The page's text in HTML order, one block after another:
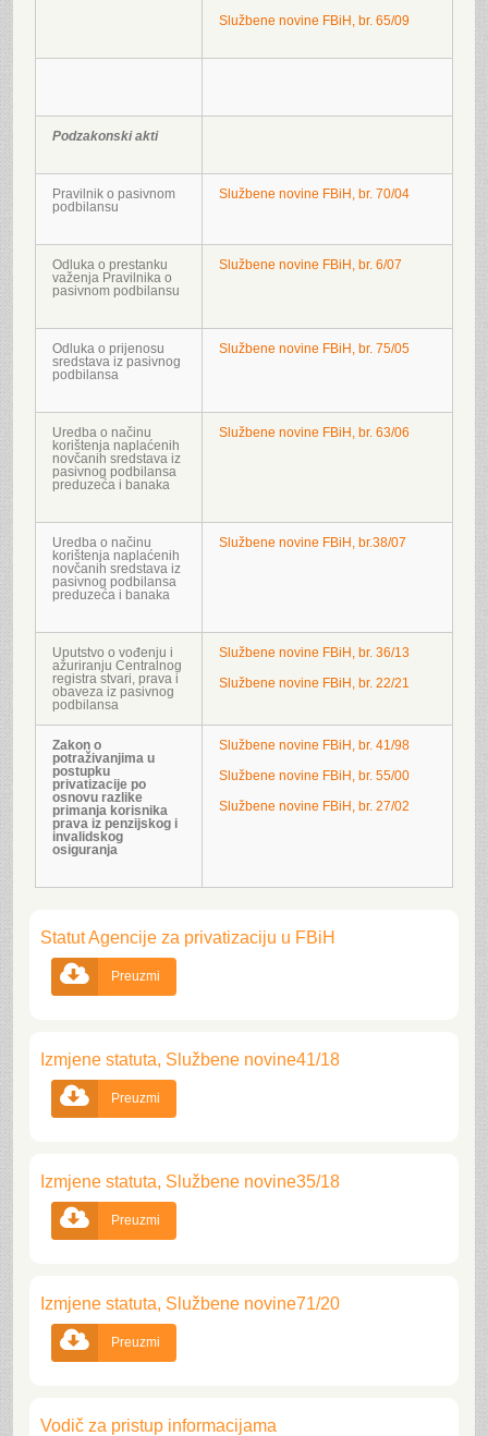
Službene novine FBiH, br. 65/09
Podzakonski akti
Pravilnik o pasivnom
podbilansu
Službene novine FBiH, br. 70/04
Odluka o prestanku
važenja Pravilnika o
pasivnom podbilansu
Službene novine FBiH, br. 6/07
Odluka o prijenosu
sredstava iz pasivnog
podbilansa
Službene novine FBiH, br. 75/05
Uredba o načinu
korištenja naplaćenih
novčanih sredstava iz
pasivnog podbilansa
preduzeća i banaka
Službene novine FBiH, br. 63/06
Uredba o načinu
korištenja naplaćenih
novčanih sredstava iz
pasivnog podbilansa
preduzeća i banaka
Službene novine FBiH, br.38/07
Uputstvo o vođenju i
ažuriranju Centralnog
registra stvari, prava i
obaveza iz pasivnog
podbilansa
Službene novine FBiH, br. 36/13
Službene novine FBiH, br. 22/21
Zakon o
potraživanjima u
postupku
privatizacije po
osnovu razlike
primanja korisnika
prava iz penzijskog i
invalidskog
osiguranja
Službene novine FBiH, br. 41/98
Službene novine FBiH, br. 55/00
Službene novine FBiH, br. 27/02
Statut Agencije za privatizaciju u FBiH
 Preuzmi
Izmjene statuta, Službene novine41/18
 Preuzmi
Izmjene statuta, Službene novine35/18
 Preuzmi
Izmjene statuta, Službene novine71/20
 Preuzmi
Vodič za pristup informacijama